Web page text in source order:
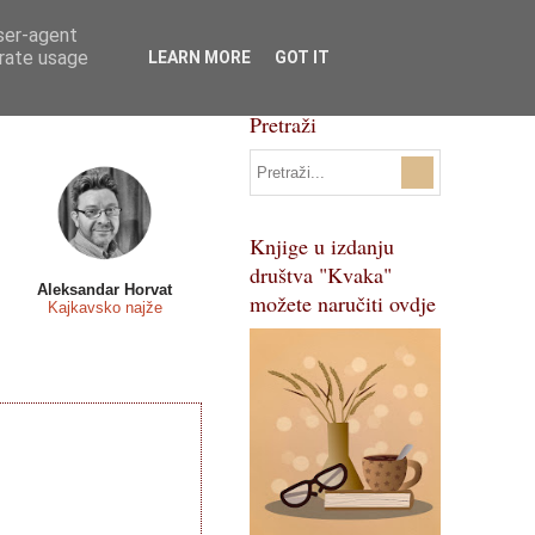
Svi natječaji
Pojmovnik
Aleksandar Horvat
Kajkavsko najže
Pretraži
Knjige u izdanju
društva "Kvaka"
možete naručiti ovdje
agent
usage
LEARN MORE GOT IT